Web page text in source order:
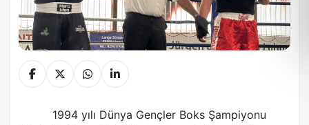
1994 yılı Dünya Gençler Boks Şampiyonu